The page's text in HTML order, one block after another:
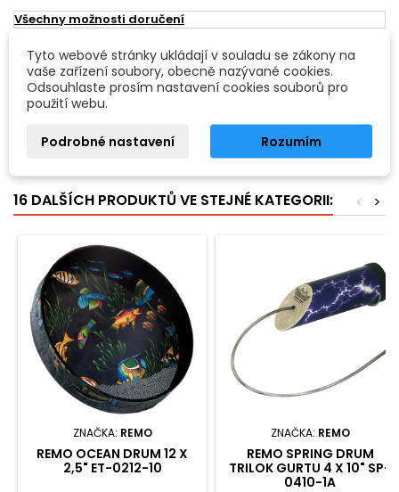
Všechny možnosti doručení
POPIS DETAILY PRODUKTU
Dimavery Ocean bubínek, velký
Ocean bubínek, velký. Dřevěný rám, 2 plastové blány. Naplněný
kovovými kuličkami. Průměr 40 cm.
16 DALŠÍCH PRODUKTŮ VE STEJNÉ KATEGORII: >
<
ZNAČKA: REMO
REMO OCEAN DRUM 12 X
2,5" ET-0212-10
ZNAČKA: REMO
REMO SPRING DRUM
TRILOK GURTU 4 X 10" SP-
0410-1A
Tyto webové stránky ukládají v souladu se zákony na
vaše zařízení soubory, obecně nazývané cookies.
Odsouhlaste prosím nastavení cookies souborů pro
použití webu.
Podrobné nastavení Rozumím